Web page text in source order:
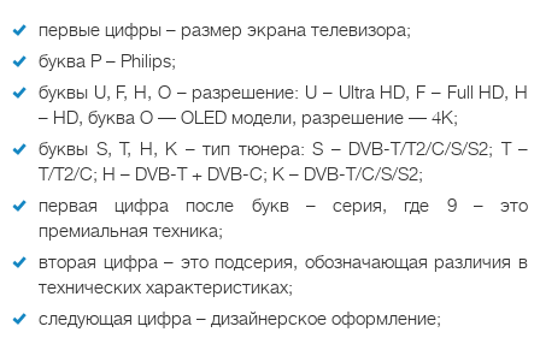
первые цифры – размер экрана телевизора;
буква P – Philips;
буквы U, F, H, O – разрешение: U – Ultra HD, F – Full HD, H
– HD, буква O — OLED модели, разрешение — 4K;
буквы S, T, H, K – тип тюнера: S – DVB-T/T2/C/S/S2; T –
T/T2/C; H – DVB-T + DVB-C; K – DVB-T/C/S/S2;
первая цифра после букв – серия, где 9 – это
премиальная техника;
вторая цифра – это подсерия, обозначающая различия в
технических характеристиках;
следующая цифра – дизайнерское оформление;